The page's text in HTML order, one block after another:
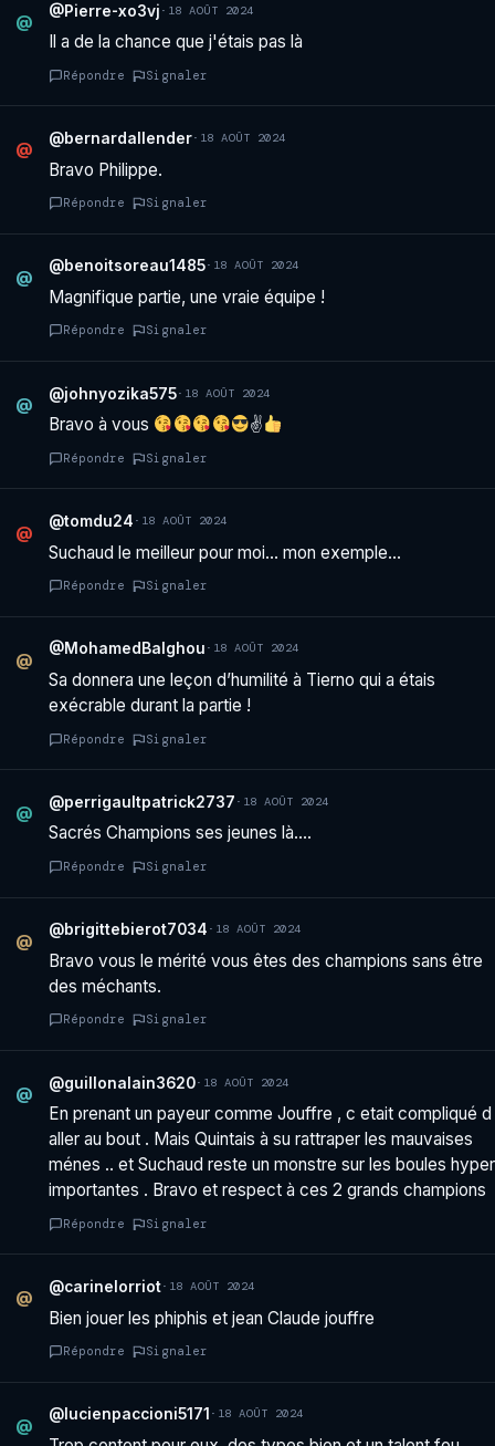
@
@Pierre-xo3vj · 18 AOÛT 2024
Il a de la chance que j'étais pas là
Répondre Signaler
@
@bernardallender· 18 AOÛT 2024
Bravo Philippe.
Répondre Signaler
@
@benoitsoreau1485· 18 AOÛT 2024
Magnifique partie, une vraie équipe !
Répondre Signaler
@
@johnyozika575· 18 AOÛT 2024
Bravo à vous ✌
Répondre Signaler
@
@tomdu24 · 18 AOÛT 2024
Suchaud le meilleur pour moi… mon exemple…
Répondre Signaler
@
@MohamedBalghou · 18 AOÛT 2024
Sa donnera une leçon d’humilité à Tierno qui a étais
exécrable durant la partie !
Répondre Signaler
@
@perrigaultpatrick2737 · 18 AOÛT 2024
Sacrés Champions ses jeunes là….
Répondre Signaler
@
@brigittebierot7034 · 18 AOÛT 2024
Bravo vous le mérité vous êtes des champions sans être
des méchants.
Répondre Signaler
@
@guillonalain3620· 18 AOÛT 2024
En prenant un payeur comme Jouffre , c etait compliqué d
aller au bout . Mais Quintais à su rattraper les mauvaises
ménes .. et Suchaud reste un monstre sur les boules hyper
importantes . Bravo et respect à ces 2 grands champions
Répondre Signaler
@
@carinelorriot· 18 AOÛT 2024
Bien jouer les phiphis et jean Claude jouffre
Répondre Signaler
@
@lucienpaccioni5171 · 18 AOÛT 2024